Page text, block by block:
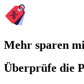
Mehr sparen
Überprüfe die